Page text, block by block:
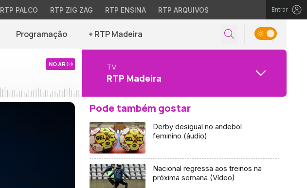
RTP PALCO RTP ZIG ZAG RTP ENSINA RTP ARQUIVOS Entrar
Programação + RTP Madeira
NO AR TV
RTP Madeira
Pode também gostar
Derby desigual no andebol
feminino (áudio)
Nacional regressa aos treinos na
próxima semana (Vídeo)